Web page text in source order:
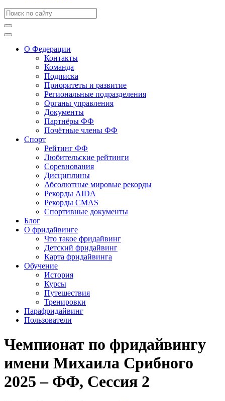
О Федерации
Контакты
Команда
Подписка
Приоритеты и развитие
Региональные подразделения
Органы управления
Документы
Партнёры ФФ
Почётные члены ФФ
Спорт
Рейтинг ФФ
Любительские рейтинги
Соревнования
Дисциплины
Абсолютные мировые рекорды
Рекорды AIDA
Рекорды CMAS
Спортивные документы
Блог
О фридайвинге
Что такое фридайвинг
Детский фридайвинг
Карта фридайвинга
Обучение
История
Курсы
Путешествия
Тренировки
Парафридайвинг
Пользователи
Чемпионат по фридайвингу
имени Михаила Срибного
2025 – ФФ, Сессия 2